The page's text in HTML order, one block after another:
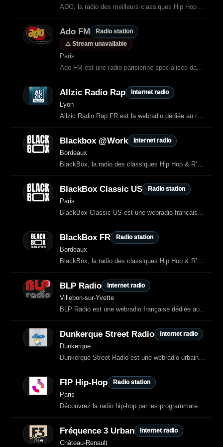
ADO, la radio des meilleurs classiques Hip Hop & R’n’B des années 90/2000 et
Ado FM
Radio station
⚠️ Stream unavailable
Paris
Ado FM est une radio parisienne spécialisée dans le hip‑hop et le R’n’B
Allzic Radio Rap Internet radio
Lyon
Allzic Radio Rap FR est la webradio dédiée au rap français du réseau Allzic.
Blackbox @Work Internet radio
Bordeaux
BlackBox, la radio des classiques Hip Hop & R’n’B des années 90/2000 et des plus gros hits actuels.
BlackBox Classic US Radio station
Paris
BlackBox Classic US est une webradio française diffusant les plus grands
BlackBox FR Radio station
Bordeaux
BlackBox, la radio des classiques Hip Hop & R’n’B des années 90/2000 et des
BLP Radio Internet radio
Villebon-sur-Yvette
BLP Radio est une webradio française dédiée aux hits, à la pop, à la dance et
Dunkerque Street Radio Internet radio
Dunkerque
Dunkerque Street Radio est une webradio urbaine française dédiée au rap, au hip‑hop et à la street culture.
FIP Hip-Hop Radio station
Paris
Découvrez la radio hip-hop par les programmateurs de FIP, gratuitement et sans
Fréquence 3 Urban Internet radio
Château-Renault